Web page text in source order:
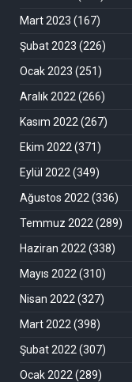
Mart 2023 (167)
Şubat 2023 (226)
Ocak 2023 (251)
Aralık 2022 (266)
Kasım 2022 (267)
Ekim 2022 (371)
Eylül 2022 (349)
Ağustos 2022 (336)
Temmuz 2022 (289)
Haziran 2022 (338)
Mayıs 2022 (310)
Nisan 2022 (327)
Mart 2022 (398)
Şubat 2022 (307)
Ocak 2022 (289)